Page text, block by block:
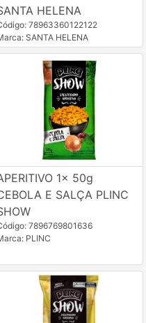
HELENA
78963360122122
SANTA HELENA
1x 50g
E SALÇA PLINC
7896769801636
PLINC